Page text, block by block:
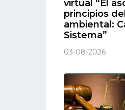
virtual “El
principios
ambiental:
Sistema”
03-08-2026